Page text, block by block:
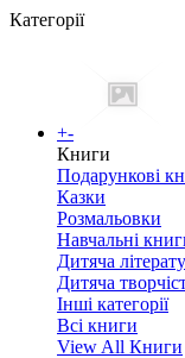
Категорії
+-
Книги
Подарункові
Казки
Розмальовки
Навчальні
Дитяча
Дитяча
Інші категорії
Всі книги
View All Книги